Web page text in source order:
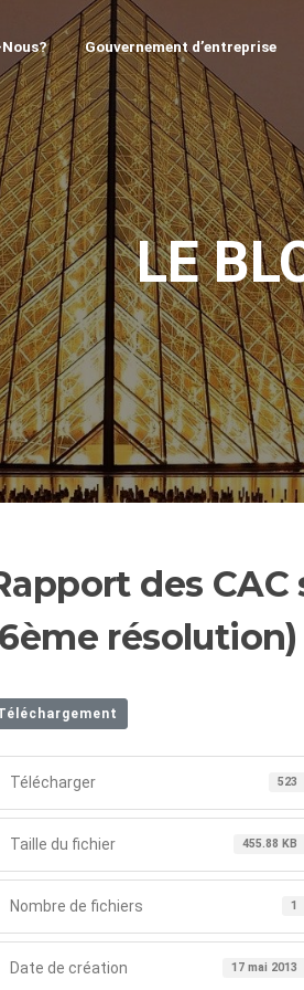
Gouvernement d’entreprise
LE
des
résolution)
Télécharger 523
Taille du fichier 455.88 KB
Nombre de fichiers 1
Date de création 17 mai 2013